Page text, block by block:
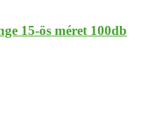
15-ös méret 100db